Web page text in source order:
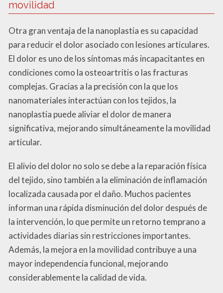
movilidad
Otra gran ventaja de la nanoplastia es su capacidad
para reducir el dolor asociado con lesiones articulares.
El dolor es uno de los síntomas más incapacitantes en
condiciones como la osteoartritis o las fracturas
complejas. Gracias a la precisión con la que los
nanomateriales interactúan con los tejidos, la
nanoplastia puede aliviar el dolor de manera
significativa, mejorando simultáneamente la movilidad
articular.
El alivio del dolor no solo se debe a la reparación física
del tejido, sino también a la eliminación de inflamación
localizada causada por el daño. Muchos pacientes
informan una rápida disminución del dolor después de
la intervención, lo que permite un retorno temprano a
actividades diarias sin restricciones importantes.
Además, la mejora en la movilidad contribuye a una
mayor independencia funcional, mejorando
considerablemente la calidad de vida.